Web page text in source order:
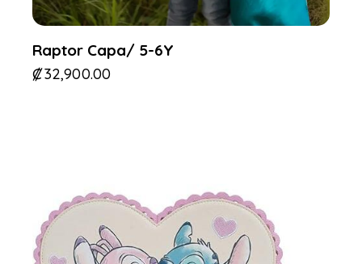
Raptor Capa/ 5-6Y
₡32,900.00